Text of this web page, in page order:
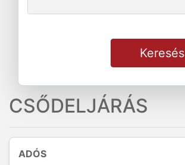
Keresés
CSŐDELJÁRÁS
ADÓS